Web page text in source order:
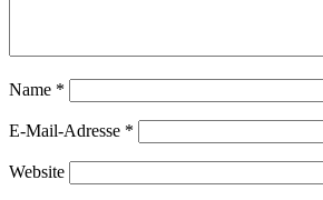
Name *
E-Mail-Adresse *
Website